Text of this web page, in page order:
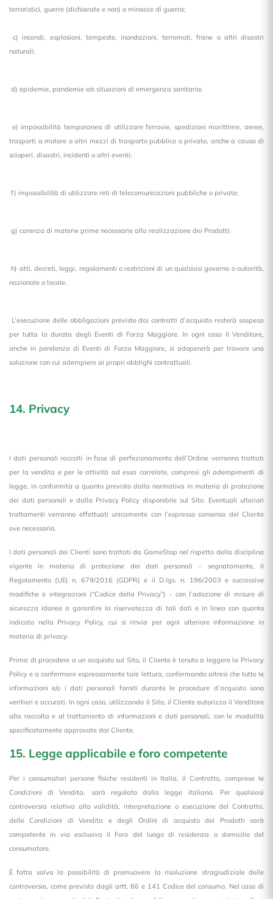
terroristici, guerre (dichiarate e non) o minacce di guerra;
c) incendi, esplosioni, tempeste, inondazioni, terremoti, frane o altri disastri
naturali;
d) epidemie, pandemie e/o situazioni di emergenza sanitaria;
e) impossibilità temporanea di utilizzare ferrovie, spedizioni marittime, aeree,
trasporti a motore o altri mezzi di trasporto pubblico o privato, anche a causa di
scioperi, disastri, incidenti o altri eventi;
f) impossibilità di utilizzare reti di telecomunicazioni pubbliche o private;
g) carenza di materie prime necessarie alla realizzazione dei Prodotti;
h) atti, decreti, leggi, regolamenti o restrizioni di un qualsiasi governo o autorità,
nazionale o locale.
L’esecuzione delle obbligazioni previste dai contratti d’acquisto resterà sospesa
per tutta la durata degli Eventi di Forza Maggiore. In ogni caso il Venditore,
anche in pendenza di Eventi di Forza Maggiore, si adopererà per trovare una
soluzione con cui adempiere ai propri obblighi contrattuali.
14. Privacy
I dati personali raccolti in fase di perfezionamento dell’Ordine verranno trattati
per la vendita e per le attività ad essa correlate, compresi gli adempimenti di
legge, in conformità a quanto previsto dalla normativa in materia di protezione
dei dati personali e dalla Privacy Policy disponibile sul Sito. Eventuali ulteriori
trattamenti verranno effettuati unicamente con l’espresso consenso del Cliente
ove necessario.
I dati personali dei Clienti sono trattati da GameStop nel rispetto della disciplina
vigente in materia di protezione dei dati personali – segnatamente, il
Regolamento (UE) n. 679/2016 (GDPR) e il D.lgs. n. 196/2003 e successive
modifiche e integrazioni (“Codice della Privacy”) - con l’adozione di misure di
sicurezza idonee a garantire la riservatezza di tali dati e in linea con quanto
indicato nella Privacy Policy, cui si rinvia per ogni ulteriore informazione in
materia di privacy.
Prima di procedere a un acquisto sul Sito, il Cliente è tenuto a leggere la Privacy
Policy e a confermare espressamente tale lettura, confermando altresì che tutte le
informazioni e/o i dati personali forniti durante le procedure d’acquisto sono
veritieri e accurati. In ogni caso, utilizzando il Sito, il Cliente autorizza il Venditore
alla raccolta e al trattamento di informazioni e dati personali, con le modalità
specificatamente approvate dal Cliente.
15. Legge applicabile e foro competente
Per i consumatori persone fisiche residenti in Italia, il Contratto, comprese le
Condizioni di Vendita, sarà regolato dalla legge italiana. Per qualsiasi
controversia relativa alla validità, interpretazione o esecuzione del Contratto,
delle Condizioni di Vendita e degli Ordini di acquisto dei Prodotti sarà
competente in via esclusiva il Foro del luogo di residenza o domicilio del
consumatore.
È fatta salva la possibilità di promuovere la risoluzione stragiudiziale delle
controversie, come previsto dagli artt. 66 e 141 Codice del consumo. Nel caso di